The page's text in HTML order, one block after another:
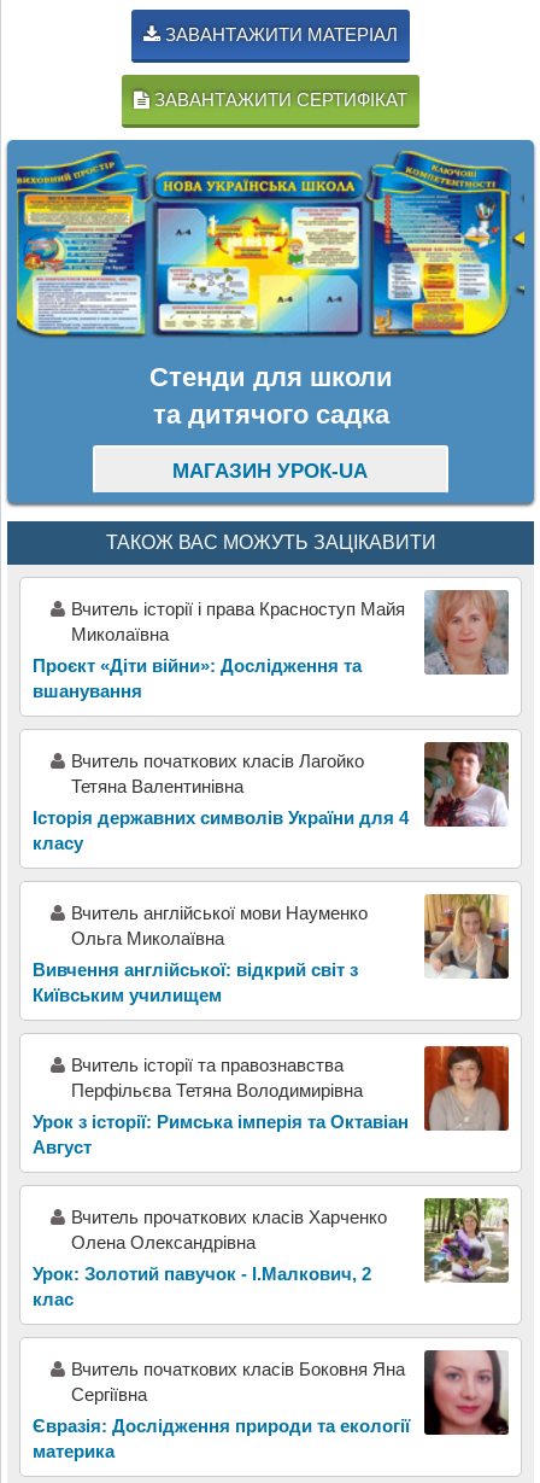
ЗАВАНТАЖИТИ МАТЕРІАЛ
ЗАВАНТАЖИТИ СЕРТИФІКАТ
Стенди для школи
та дитячого садка
МАГАЗИН УРОК-UA
ТАКОЖ ВАС МОЖУТЬ ЗАЦІКАВИТИ
Вчитель історії і права Красноступ Майя
Миколаївна
Проєкт «Діти війни»: Дослідження та
вшанування
Вчитель початкових класів Лагойко
Тетяна Валентинівна
Історія державних символів України для 4
класу
Вчитель англійської мови Науменко
Ольга Миколаївна
Вивчення англійської: відкрий світ з
Київським училищем
Вчитель історії та правознавства
Перфільєва Тетяна Володимирівна
Урок з історії: Римська імперія та Октавіан
Август
Вчитель прочаткових класів Харченко
Олена Олександрівна
Урок: Золотий павучок - І.Малкович, 2
клас
Вчитель початкових класів Боковня Яна
Сергіївна
Євразія: Дослідження природи та екології
материка